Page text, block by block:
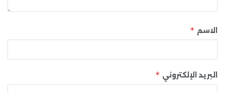
الاسم *
البريد الإلكتروني *